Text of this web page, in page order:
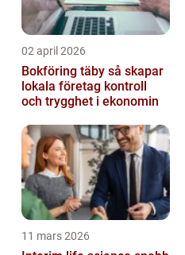
02 april 2026
Bokföring täby så skapar
lokala företag kontroll
och trygghet i ekonomin
11 mars 2026